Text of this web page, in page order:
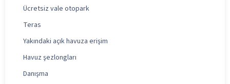
Ücretsiz vale otopark
Teras
Yakındaki açık havuza erişim
Havuz şezlongları
Danışma